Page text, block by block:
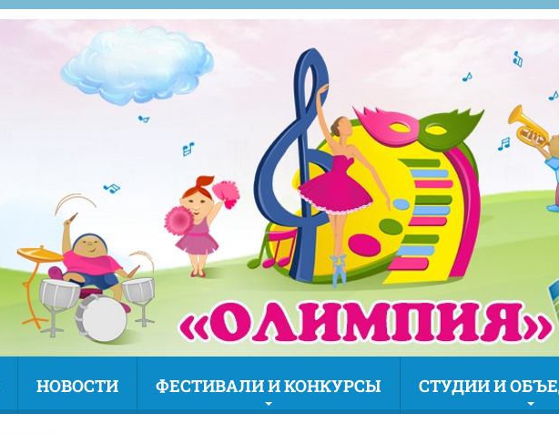
НОВОСТИ ФЕСТИВАЛИ И КОНКУРСЫ СТУДИИ И